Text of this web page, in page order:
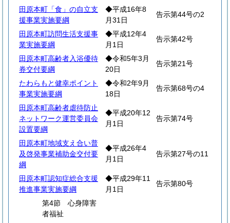
田原本町「食」の自立支
援事業実施要綱
◆平成16年8
月31日
告示第44号の2
田原本町訪問生活支援事
業実施要綱
◆平成12年4
月1日
告示第42号
田原本町高齢者入浴優待
券交付要綱
◆令和5年3月
20日
告示第21号
たわらもと健幸ポイント
事業実施要綱
◆令和2年9月
18日
告示第68号の4
田原本町高齢者虐待防止
ネットワーク運営委員会
設置要綱
◆平成20年12
月1日
告示第74号
田原本町地域支え合い普
及啓発事業補助金交付要
綱
◆平成26年4
月1日
告示第27号の11
田原本町認知症総合支援
推進事業実施要綱
◆平成29年11
月1日
告示第80号
第4節 心身障害
者福祉